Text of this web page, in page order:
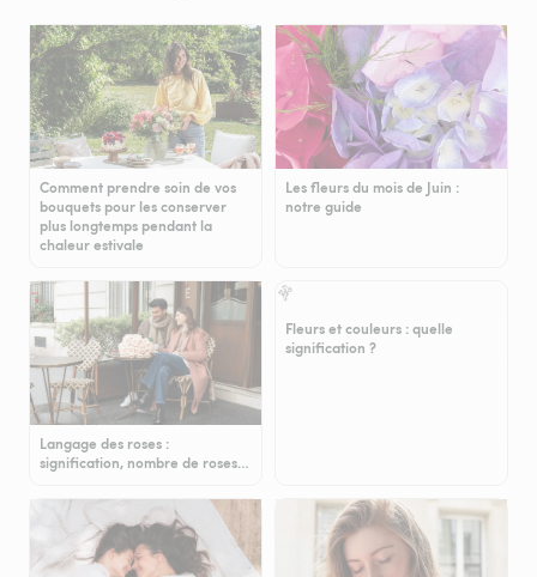
Comment prendre soin de vos
bouquets pour les conserver
plus longtemps pendant la
chaleur estivale
Les fleurs du mois de Juin :
notre guide
Langage des roses :
signification, nombre de roses…
Fleurs et couleurs : quelle
signification ?